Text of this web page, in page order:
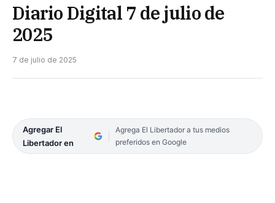
Diario Digital 7 de julio de
2025
7 de julio de 2025
Agregar El
Libertador en
Agrega El Libertador a tus medios
preferidos en Google